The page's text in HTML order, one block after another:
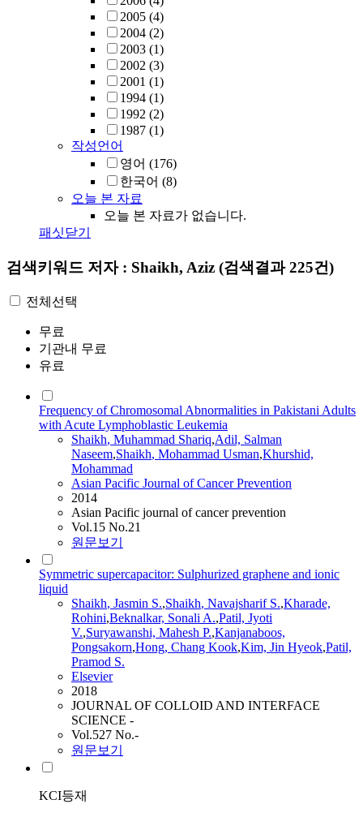
2005 (4)
2004 (2)
2003 (1)
2002 (3)
2001 (1)
1994 (1)
1992 (2)
1987 (1)
작성언어
영어 (176)
한국어 (8)
오늘 본 자료
오늘 본 자료가 없습니다.
패싯닫기
검색키워드 저자 : Shaikh, Aziz (검색결과 225건)
전체선택
무료
기관내 무료
유료
Frequency of Chromosomal Abnormalities in Pakistani Adults
with Acute Lymphoblastic Leukemia
Shaikh, Muhammad Shariq,Adil, Salman
Naseem,Shaikh, Mohammad Usman,Khurshid,
Mohammad
Asian Pacific Journal of Cancer Prevention
2014
Asian Pacific journal of cancer prevention
Vol.15 No.21
원문보기
Symmetric supercapacitor: Sulphurized graphene and ionic
liquid
Shaikh, Jasmin S.,Shaikh, Navajsharif S.,Kharade,
Rohini,Beknalkar, Sonali A.,Patil, Jyoti
V.,Suryawanshi, Mahesh P.,Kanjanaboos,
Pongsakorn,Hong, Chang Kook,Kim, Jin Hyeok,Patil,
Pramod S.
Elsevier
2018
JOURNAL OF COLLOID AND INTERFACE
SCIENCE -
Vol.527 No.-
원문보기
KCI등재